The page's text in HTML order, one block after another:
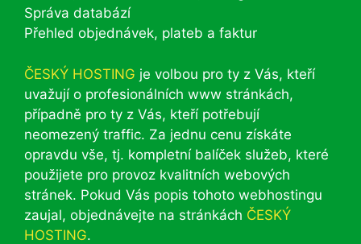
Správa databází
Přehled objednávek, plateb a faktur
ČESKÝ HOSTING je volbou pro ty z Vás, kteří
uvažují o profesionálních www stránkách,
případně pro ty z Vás, kteří potřebují
neomezený traffic. Za jednu cenu získáte
opravdu vše, tj. kompletní balíček služeb, které
použijete pro provoz kvalitních webových
stránek. Pokud Vás popis tohoto webhostingu
zaujal, objednávejte na stránkách ČESKÝ
HOSTING.